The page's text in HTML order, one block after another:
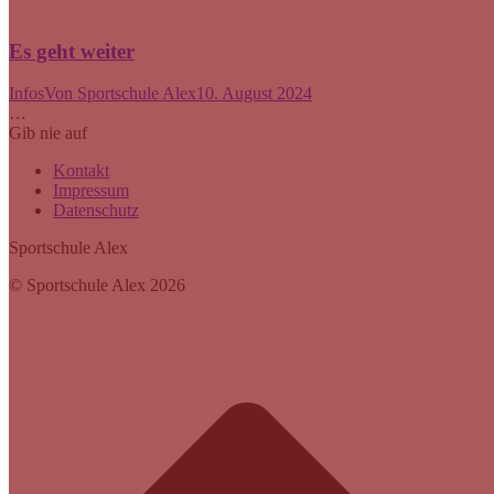
Es geht weiter
InfosVon Sportschule Alex10. August 2024
…
Gib nie auf
Kontakt
Impressum
Datenschutz
Sportschule Alex
© Sportschule Alex 2026